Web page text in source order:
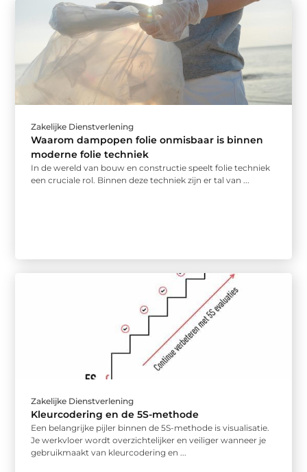
Zakelijke Dienstverlening
Waarom dampopen folie onmisbaar is binnen
moderne folie techniek
In de wereld van bouw en constructie speelt folie techniek
een cruciale rol. Binnen deze techniek zijn er tal van ...
Zakelijke Dienstverlening
Kleurcodering en de 5S-methode
Een belangrijke pijler binnen de 5S-methode is visualisatie.
Je werkvloer wordt overzichtelijker en veiliger wanneer je
gebruikmaakt van kleurcodering en ...